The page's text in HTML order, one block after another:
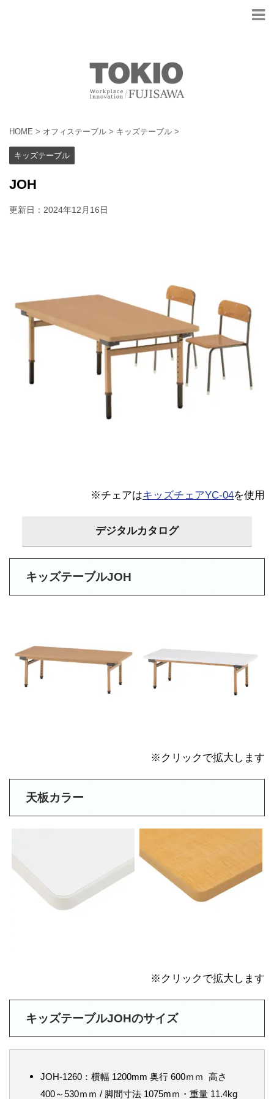
HOME > オフィステーブル > キッズテーブル >
キッズテーブル
JOH
更新日： 2024年12月16日
※チェアはキッズチェアYC-04を使用
デジタルカタログ
キッズテーブルJOH
※クリックで拡大します
天板カラー
※クリックで拡大します
キッズテーブルJOHのサイズ
JOH-1260：横幅 1200mm 奥行 600ｍｍ 高さ
400～530ｍｍ / 脚間寸法 1075mｍ・重量 11.4kg